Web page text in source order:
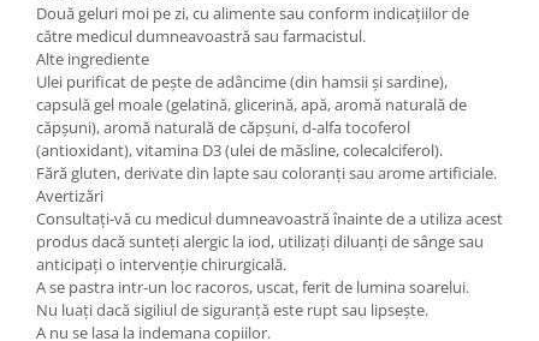
Două geluri moi pe zi, cu alimente sau conform indicațiilor de
către medicul dumneavoastră sau farmacistul.
Alte ingrediente
Ulei purificat de pește de adâncime (din hamsii și sardine),
capsulă gel moale (gelatină, glicerină, apă, aromă naturală de
căpșuni), aromă naturală de căpșuni, d-alfa tocoferol
(antioxidant), vitamina D3 (ulei de măsline, colecalciferol).
Fără gluten, derivate din lapte sau coloranți sau arome artificiale.
Avertizări
Consultați-vă cu medicul dumneavoastră înainte de a utiliza acest
produs dacă sunteți alergic la iod, utilizați diluanți de sânge sau
anticipați o intervenție chirurgicală.
A se pastra intr-un loc racoros, uscat, ferit de lumina soarelui.
Nu luați dacă sigiliul de siguranță este rupt sau lipsește.
A nu se lasa la indemana copiilor.